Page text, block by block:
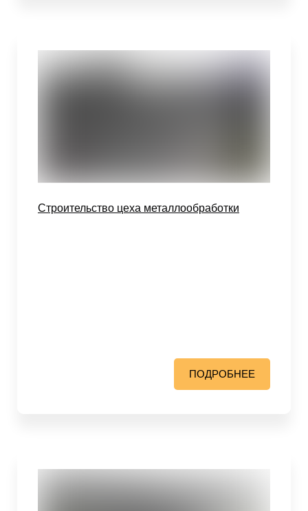
Строительство цеха металлообработки
ПОДРОБНЕЕ